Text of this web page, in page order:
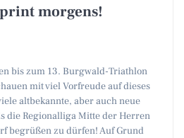
morgens!
bis zum 13. Burgwald-Triathlon
mit viel Vorfreude auf dieses
altbekannte, aber auch neue
die Regionalliga Mitte der Herren
begrüßen zu dürfen! Auf Grund